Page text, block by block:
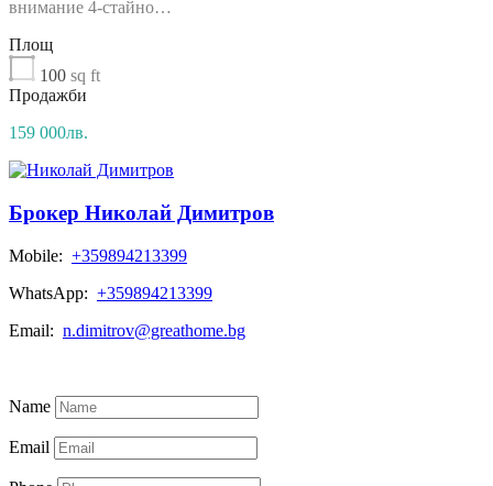
внимание 4-стайно…
Площ
100 sq ft
Продажби
159 000лв.
Брокер Николай Димитров
Mobile: +359894213399
WhatsApp: +359894213399
Email: n.dimitrov@greathome.bg
Name
Email